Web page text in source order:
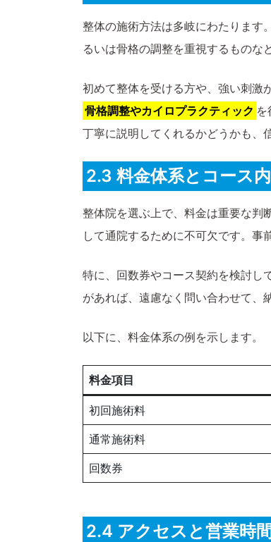
整体の施術方法は多岐にわたります
るいは骨格の調整を重視するものな
初めて整体を受ける方や、強い刺激
骨格調整やカイロプラクティック
丁寧に説明してくれるかどうかも、
2.3 料金体系とコース
整体院を選ぶ上で、料金は重要な判
して通院するために不可欠です。事
特に、回数券やコース契約を検討し
があれば、遠慮なく問い合わせて、
以下に、料金体系の例を示します。
料金項目
初回施術料
通常施術料
回数券
2.4 アクセスと営業時